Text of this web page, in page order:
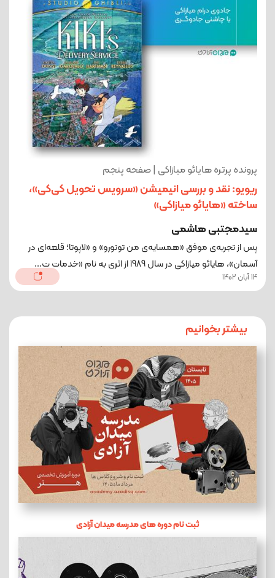
پرونده پرتره هایائو میازاکی | صفحه پنجم
ریویو: نقد و بررسی انیمیشن «سرویس تحویل کی‌کی»،
ساخته «هایائو میازاکی»
سیدمجتبی هاشمی
پس از تجربه‌ی موفق «همسایه‌ی من توتورو» و «لاپوتا؛ قلعه‌ای در
آسمان»، هایائو میازاکی در سال 1989 از اثری به نام «خدمات ت...
14 آبان 1402
بیشتر بخوانیم
ثبت نام دوره های مدرسه میدان آزادی